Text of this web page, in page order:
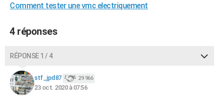
Comment tester une vmc electriquement
4 réponses
RÉPONSE 1 / 4
stf_jpd87 29 966
23 oct. 2020 à 07:56